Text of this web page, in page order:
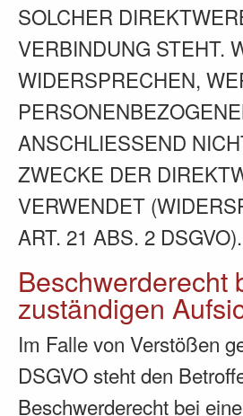
SOLCHER
VERBINDUNG STEHT.
WIDERSPRECHEN,
ANSCHLIESSEND
ZWECKE DER
VERWENDET
ART. 21 ABS. 2 DSGVO).
Beschwerde­recht
zuständigen
Im Falle von Verstößen
DSGVO steht den
Beschwerderecht bei